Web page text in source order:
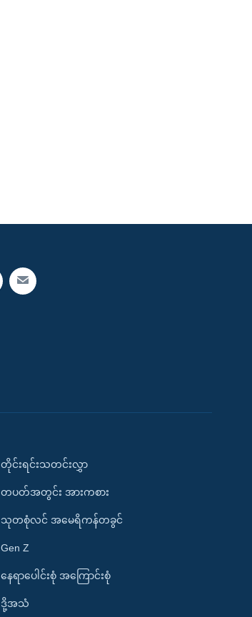
တိုင်းရင်းသတင်းလွှာ
တပတ်အတွင်း အားကစား
သုတစုံလင် အမေရိကန်တခွင်
Gen Z
နေရာပေါင်းစုံ အကြောင်းစုံ
ဒို့အသံ